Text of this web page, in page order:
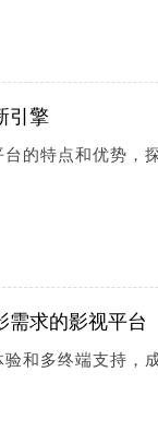
引擎
的特点和优势，
需求的影视平台
和多终端支持，